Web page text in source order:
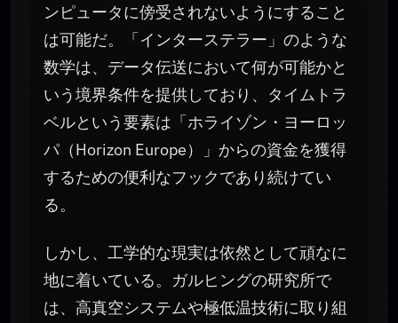
ンピュータに傍受されないようにすること
は可能だ。「インターステラー」のような
数学は、データ伝送において何が可能かと
いう境界条件を提供しており、タイムトラ
ベルという要素は「ホライゾン・ヨーロッ
パ（Horizon Europe）」からの資金を獲得
するための便利なフックであり続けてい
る。
しかし、工学的な現実は依然として頑なに
地に着いている。ガルヒングの研究所で
は、高真空システムや極低温技術に取り組